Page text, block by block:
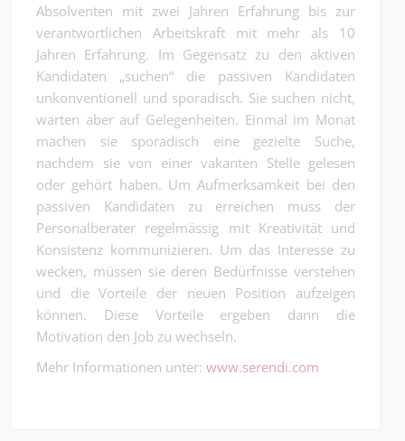
Absolventen mit zwei Jahren Erfahrung bis zur
verantwortlichen Arbeitskraft mit mehr als 10
Jahren Erfahrung. Im Gegensatz zu den aktiven
Kandidaten „suchen“ die passiven Kandidaten
unkonventionell und sporadisch. Sie suchen nicht,
warten aber auf Gelegenheiten. Einmal im Monat
machen sie sporadisch eine gezielte Suche,
nachdem sie von einer vakanten Stelle gelesen
oder gehört haben. Um Aufmerksamkeit bei den
passiven Kandidaten zu erreichen muss der
Personalberater regelmässig mit Kreativität und
Konsistenz kommunizieren. Um das Interesse zu
wecken, müssen sie deren Bedürfnisse verstehen
und die Vorteile der neuen Position aufzeigen
können. Diese Vorteile ergeben dann die
Motivation den Job zu wechseln.
Mehr Informationen unter: www.serendi.com